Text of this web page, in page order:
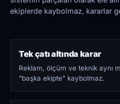
ekiplerde kaybolmaz, kararlar
Tek çatı altında karar
Reklam, ölçüm ve teknik aynı
“başka ekipte” kaybolmaz.